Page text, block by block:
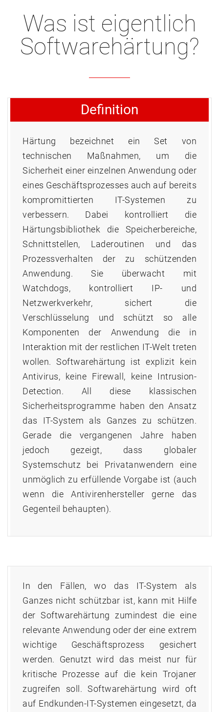
Was ist eigentlich
Softwarehärtung?
Definition
Härtung bezeichnet ein Set von
technischen Maßnahmen, um die
Sicherheit einer einzelnen Anwendung oder
eines Geschäftsprozesses auch auf bereits
kompromittierten IT-Systemen zu
verbessern. Dabei kontrolliert die
Härtungsbibliothek die Speicherbereiche,
Schnittstellen, Laderoutinen und das
Prozessverhalten der zu schützenden
Anwendung. Sie überwacht mit
Watchdogs, kontrolliert IP- und
Netzwerkverkehr, sichert die
Verschlüsselung und schützt so alle
Komponenten der Anwendung die in
Interaktion mit der restlichen IT-Welt treten
wollen. Softwarehärtung ist explizit kein
Antivirus, keine Firewall, keine Intrusion-
Detection. All diese klassischen
Sicherheitsprogramme haben den Ansatz
das IT-System als Ganzes zu schützen.
Gerade die vergangenen Jahre haben
jedoch gezeigt, dass globaler
Systemschutz bei Privatanwendern eine
unmöglich zu erfüllende Vorgabe ist (auch
wenn die Antivirenhersteller gerne das
Gegenteil behaupten).
In den Fällen, wo das IT-System als
Ganzes nicht schützbar ist, kann mit Hilfe
der Softwarehärtung zumindest die eine
relevante Anwendung oder der eine extrem
wichtige Geschäftsprozess gesichert
werden. Genutzt wird das meist nur für
kritische Prozesse auf die kein Trojaner
zugreifen soll. Softwarehärtung wird oft
auf Endkunden-IT-Systemen eingesetzt, da